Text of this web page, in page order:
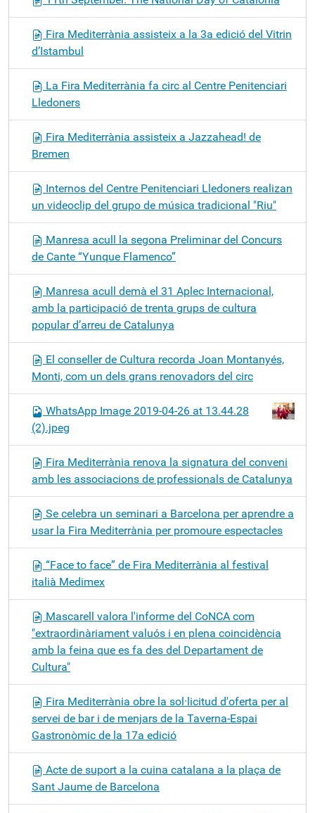
Fira Mediterrània assisteix a la 3a edició del Vitrin
d’Istambul
La Fira Mediterrània fa circ al Centre Penitenciari
Lledoners
Fira Mediterrània assisteix a Jazzahead! de
Bremen
Internos del Centre Penitenciari Lledoners realizan
un videoclip del grupo de música tradicional "Riu"
Manresa acull la segona Preliminar del Concurs
de Cante “Yunque Flamenco”
Manresa acull demà el 31 Aplec Internacional,
amb la participació de trenta grups de cultura
popular d’arreu de Catalunya
El conseller de Cultura recorda Joan Montanyés,
Monti, com un dels grans renovadors del circ
WhatsApp Image 2019-04-26 at 13.44.28
(2).jpeg
Fira Mediterrània renova la signatura del conveni
amb les associacions de professionals de Catalunya
Se celebra un seminari a Barcelona per aprendre a
usar la Fira Mediterrània per promoure espectacles
“Face to face” de Fira Mediterrània al festival
italià Medimex
Mascarell valora l'informe del CoNCA com
"extraordinàriament valuós i en plena coincidència
amb la feina que es fa des del Departament de
Cultura"
Fira Mediterrània obre la sol·licitud d'oferta per al
servei de bar i de menjars de la Taverna-Espai
Gastronòmic de la 17a edició
Acte de suport a la cuina catalana a la plaça de
Sant Jaume de Barcelona